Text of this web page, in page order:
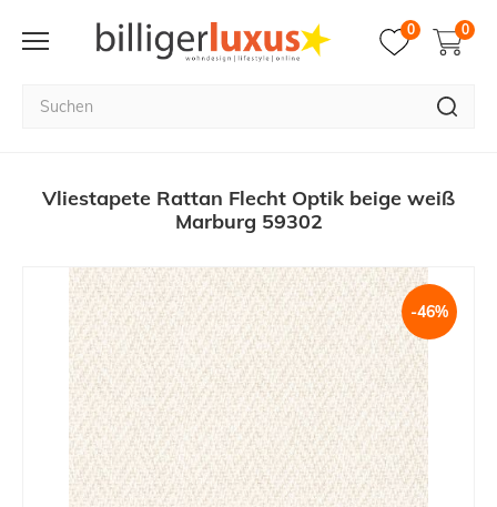
0 0
Vliestapete Rattan Flecht Optik beige weiß
Marburg 59302
-46%